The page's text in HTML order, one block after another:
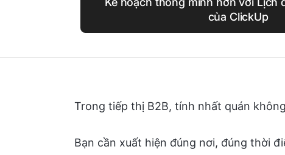
của ClickUp
Trong tiếp thị B2B, tính nhất quán
Bạn cần xuất hiện đúng nơi, đúng thời